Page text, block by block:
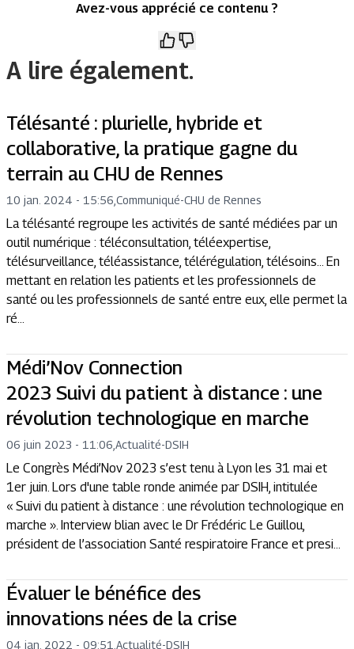
Avez-vous apprécié ce contenu ?
A lire également.
Télésanté : plurielle, hybride et
collaborative, la pratique gagne du
terrain au CHU de Rennes
10 jan. 2024 - 15:56 Communiqué-CHU de Rennes
La télésanté regroupe les activités de santé médiées par un
outil numérique : téléconsultation, téléexpertise,
télésurveillance, téléassistance, télérégulation, télésoins... En
mettant en relation les patients et les professionnels de
santé ou les professionnels de santé entre eux, elle permet la
ré...
Médi’Nov Connection
2023 Suivi du patient à distance : une
révolution technologique en marche
06 juin 2023 - 11:06 Actualité-DSIH
Le Congrès Médi’Nov 2023 s’est tenu à Lyon les 31 mai et
1er juin. Lors d'une table ronde animée par DSIH, intitulée
« Suivi du patient à distance : une révolution technologique en
marche ». Interview blian avec le Dr Frédéric Le Guillou,
président de l’association Santé respiratoire France et presi...
Évaluer le bénéfice des
innovations nées de la crise
04 jan. 2022 - 09:51 Actualité-DSIH